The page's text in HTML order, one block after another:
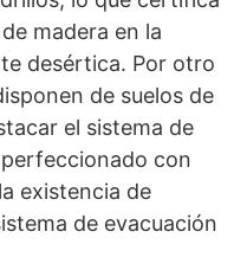
madera en la
desértica. Por otro
de suelos de
el sistema de
con
existencia de
de evacuación